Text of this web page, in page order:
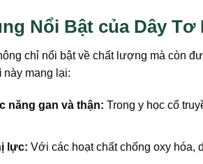
Nổi Bật của Dây
chỉ nổi bật về chất lượng mà còn
này mang lại:
năng gan và thận: Trong y học cổ
lực: Với các hoạt chất chống oxy hóa,